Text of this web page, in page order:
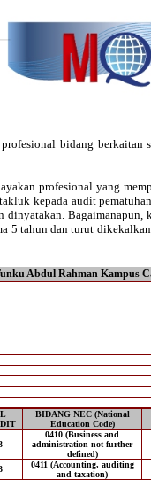
bidang berkaitan
profesional yang
kepada audit
dinyatakan. Bagaimanapun,
5 tahun dan turut
Abdul Rahman Kampus
BIDANG NEC (National
Education Code)
0410 (Business and
administration not further
defined)
0411 (Accounting, auditing
and taxation)